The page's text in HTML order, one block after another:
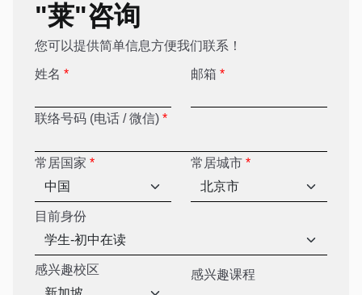
"莱"咨询
您可以提供简单信息方便我们联系！
姓名 * 邮箱 *
联络号码 (电话 / 微信) *
常居国家 * 常居城市 *
目前身份
感兴趣校区 感兴趣课程